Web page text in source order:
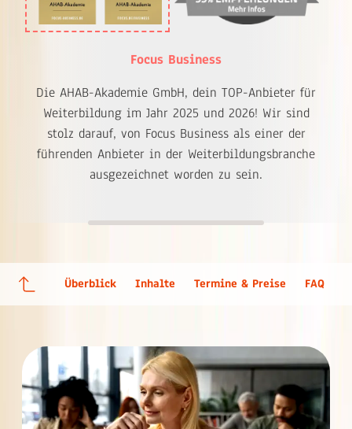
Focus Business
Die AHAB-Akademie GmbH, dein TOP-Anbieter für
Weiterbildung im Jahr 2025 und 2026! Wir sind
stolz darauf, von Focus Business als einer der
führenden Anbieter in der Weiterbildungsbranche
ausgezeichnet worden zu sein.
Überblick Inhalte Termine & Preise FAQ